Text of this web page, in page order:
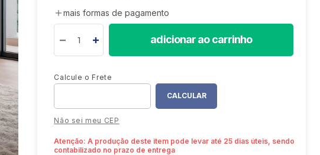
mais formas de pagamento
adicionar ao carrinho
Não sei meu CEP
Atenção: A produção deste item pode levar até 25 dias úteis, sendo
contabilizado no prazo de entrega